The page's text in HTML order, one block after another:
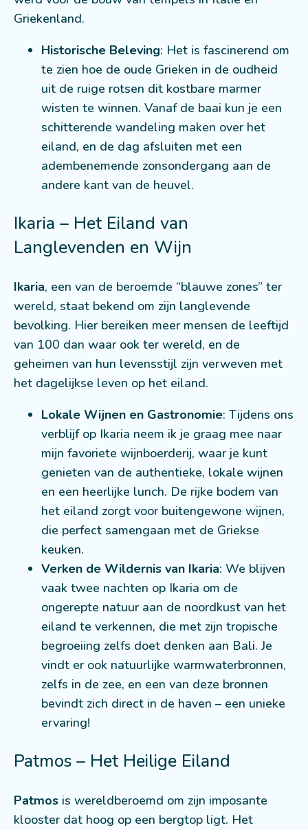
Griekenland.
Historische Beleving: Het is fascinerend om
te zien hoe de oude Grieken in de oudheid
uit de ruige rotsen dit kostbare marmer
wisten te winnen. Vanaf de baai kun je een
schitterende wandeling maken over het
eiland, en de dag afsluiten met een
adembenemende zonsondergang aan de
andere kant van de heuvel.
Ikaria – Het Eiland van
Langlevenden en Wijn
Ikaria, een van de beroemde “blauwe zones” ter
wereld, staat bekend om zijn langlevende
bevolking. Hier bereiken meer mensen de leeftijd
van 100 dan waar ook ter wereld, en de
geheimen van hun levensstijl zijn verweven met
het dagelijkse leven op het eiland.
Lokale Wijnen en Gastronomie: Tijdens ons
verblijf op Ikaria neem ik je graag mee naar
mijn favoriete wijnboerderij, waar je kunt
genieten van de authentieke, lokale wijnen
en een heerlijke lunch. De rijke bodem van
het eiland zorgt voor buitengewone wijnen,
die perfect samengaan met de Griekse
keuken.
Verken de Wildernis van Ikaria: We blijven
vaak twee nachten op Ikaria om de
ongerepte natuur aan de noordkust van het
eiland te verkennen, die met zijn tropische
begroeiing zelfs doet denken aan Bali. Je
vindt er ook natuurlijke warmwaterbronnen,
zelfs in de zee, en een van deze bronnen
bevindt zich direct in de haven – een unieke
ervaring!
Patmos – Het Heilige Eiland
Patmos is wereldberoemd om zijn imposante
klooster dat hoog op een bergtop ligt. Het